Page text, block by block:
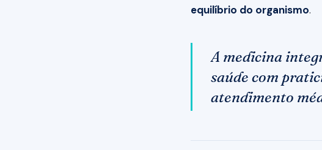
equilíbrio do organismo.
A medicina
saúde com
atendimento